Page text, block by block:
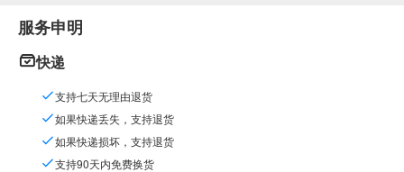
服务申明
快递
支持七天无理由退货
如果快递丢失，支持退货
如果快递损坏，支持退货
支持90天内免费换货